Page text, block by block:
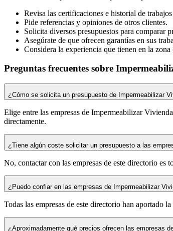
Revisa las certificaciones e historial de
Pide referencias y opiniones de otros clientes.
Solicita diversos presupuestos para comparar
Asegúrate de que ofrecen garantías en sus
Considera la experiencia que tienen en la zona
Preguntas frecuentes sobre
¿Cómo se solicita un presupuesto de Impermeabilizar
Elige entre las empresas de Impermeabilizar
directamente.
¿Tiene algún coste solicitar un presupuesto a las
No, contactar con las empresas de este directorio es
¿Puedo confiar en las empresas de Impermeabilizar
Todas las empresas de este directorio han aportado
¿Aproximadamente qué precios ofrecen las empresas